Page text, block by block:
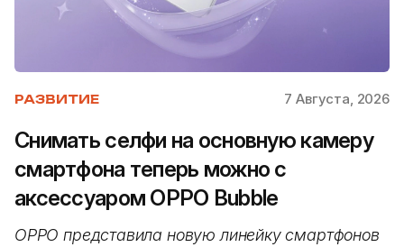
РАЗВИТИЕ 7 Августа, 2026
Снимать селфи на основную камеру
смартфона теперь можно с
аксессуаром OPPO Bubble
OPPO представила новую линейку смартфонов